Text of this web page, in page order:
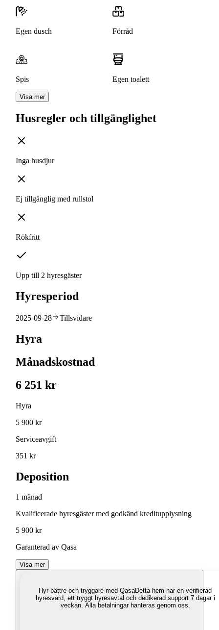
Egen dusch Förråd
Spis Egen toalett
Visa mer
Husregler och tillgänglighet
Inga husdjur
Ej tillgänglig med rullstol
Rökfritt
Upp till 2 hyresgäster
Hyresperiod
2025-09-28 Tillsvidare
Hyra
Månadskostnad
6 251 kr
Hyra
5 900 kr
Serviceavgift
351 kr
Deposition
1 månad
Kvalificerade hyresgäster med godkänd kreditupplysning
5 900 kr
Garanterad av Qasa
Visa mer
Hyr bättre och tryggare med QasaDetta hem har en verifierad
hyresvärd, ett tryggt hyresavtal och dedikerad support 7 dagar i
veckan. Alla betalningar hanteras genom oss.